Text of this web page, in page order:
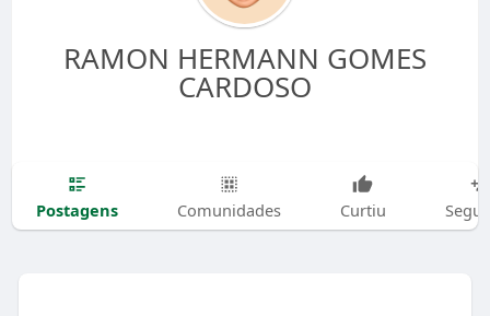
RAMON HERMANN GOMES
CARDOSO
Postagens Comunidades Curtiu